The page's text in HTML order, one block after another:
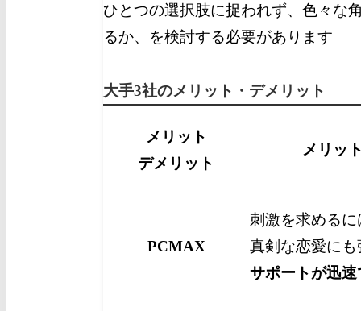
ひとつの選択肢に捉われず、色々な
るか、を検討する必要があります
大手3社のメリット・デメリット
メリット
デメリット
メリッ
PCMAX
刺激を求めるに
真剣な恋愛にも
サポートが迅速